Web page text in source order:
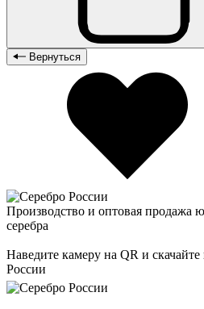
Вернуться
Производство и оптовая продажа
серебра
Наведите камеру на QR и
России